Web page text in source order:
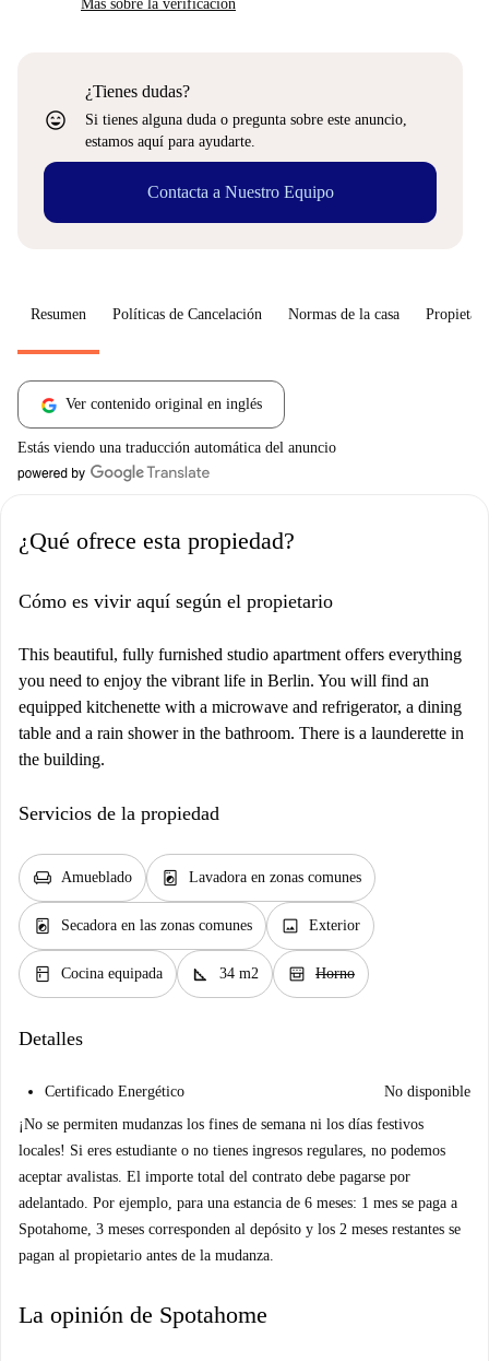
Más sobre la verificación
sentiment_very_satisfied
¿Tienes dudas?
Si tienes alguna duda o pregunta sobre este anuncio,
estamos aquí para ayudarte.
Contacta a Nuestro Equipo
Resumen Políticas de Cancelación Normas de la casa
Ver contenido original en inglés
Estás viendo una traducción automática del anuncio
¿Qué ofrece esta propiedad?
Cómo es vivir aquí según el propietario
This beautiful, fully furnished studio apartment offers everything
you need to enjoy the vibrant life in Berlin. You will find an
equipped kitchenette with a microwave and refrigerator, a dining
table and a rain shower in the bathroom. There is a launderette in
the building.
Servicios de la propiedad
chair Amueblado local_laundry_service Lavadora en zonas comunes
local_laundry_service Secadora en las zonas comunes image Exterior
kitchen Cocina equipada square_foot 34 m2 oven_gen Horno
Detalles
Certificado Energético
No disponible
¡No se permiten mudanzas los fines de semana ni los días festivos
locales! Si eres estudiante o no tienes ingresos regulares, no podemos
aceptar avalistas. El importe total del contrato debe pagarse por
adelantado. Por ejemplo, para una estancia de 6 meses: 1 mes se paga a
Spotahome, 3 meses corresponden al depósito y los 2 meses restantes se
pagan al propietario antes de la mudanza.
La opinión de Spotahome